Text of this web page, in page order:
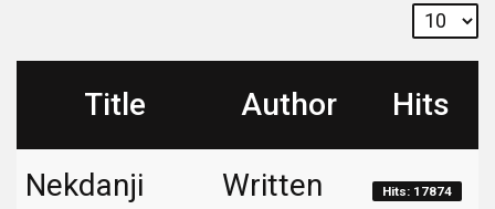
Title Author Hits
Nekdanji
Written
Hits: 17874